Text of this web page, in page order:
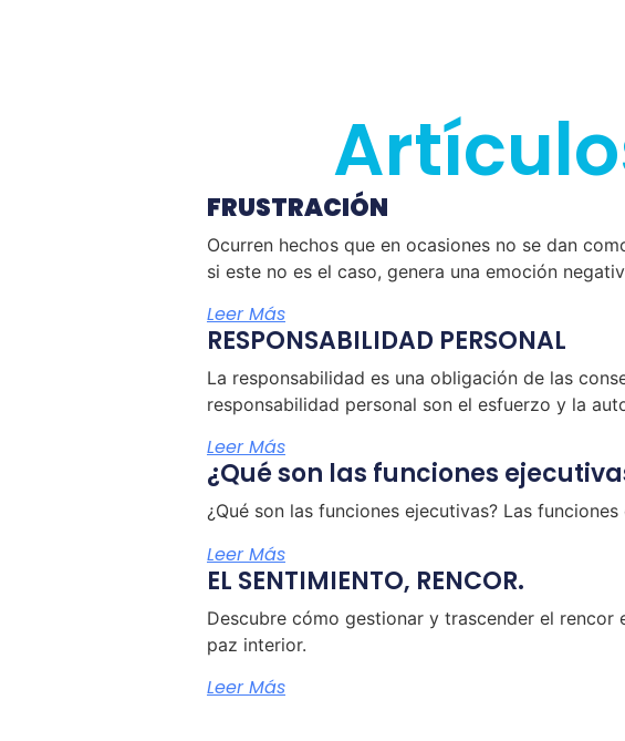
FRUSTRACIÓN
Ocurren hechos que en ocasiones no se dan
si este no es el caso, genera una emoción
Leer Más
RESPONSABILIDAD PERSONAL
La responsabilidad es una obligación de las
responsabilidad personal son el esfuerzo y la
Leer Más
¿Qué son las funciones
¿Qué son las funciones ejecutivas? Las
Leer Más
EL SENTIMIENTO, RENCOR.
Descubre cómo gestionar y trascender el
paz interior.
Leer Más